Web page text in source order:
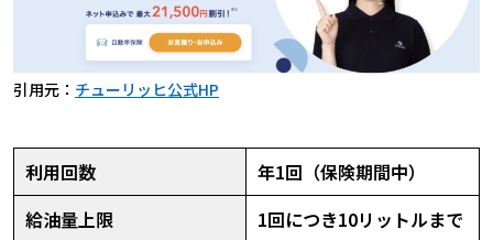
引用元： チューリッヒ公式HP
利用回数
年1回（保険期間中）
給油量上限
1回につき10リットルまで